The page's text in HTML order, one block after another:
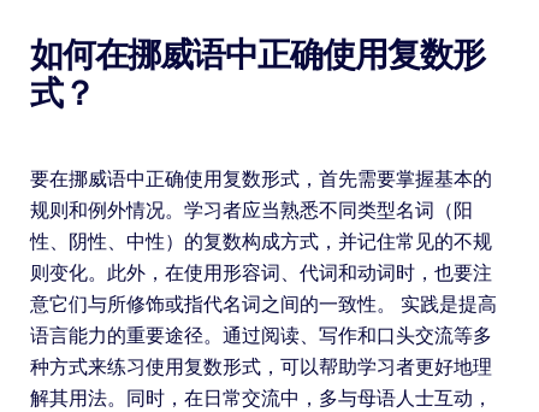
如何在挪威语中正确使用复数形
式？
要在挪威语中正确使用复数形式，首先需要掌握基本的
规则和例外情况。学习者应当熟悉不同类型名词（阳
性、阴性、中性）的复数构成方式，并记住常见的不规
则变化。此外，在使用形容词、代词和动词时，也要注
意它们与所修饰或指代名词之间的一致性。 实践是提高
语言能力的重要途径。通过阅读、写作和口头交流等多
种方式来练习使用复数形式，可以帮助学习者更好地理
解其用法。同时，在日常交流中，多与母语人士互动，